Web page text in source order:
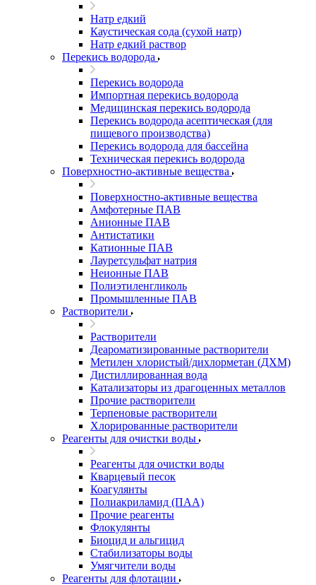
Натр едкий
Каустическая сода (сухой натр)
Натр едкий раствор
Перекись водорода
Перекись водорода
Импортная перекись водорода
Медицинская перекись водорода
Перекись водорода асептическая (для
пищевого производства)
Перекись водорода для бассейна
Техническая перекись водорода
Поверхностно-активные вещества
Поверхностно-активные вещества
Амфотерные ПАВ
Анионные ПАВ
Антистатики
Катионные ПАВ
Лауретсульфат натрия
Неионные ПАВ
Полиэтиленгликоль
Промышленные ПАВ
Растворители
Растворители
Деароматизированные растворители
Метилен хлористый/дихлорметан (ДХМ)
Дистиллированная вода
Катализаторы из драгоценных металлов
Прочие растворители
Терпеновые растворители
Хлорированные растворители
Реагенты для очистки воды
Реагенты для очистки воды
Кварцевый песок
Коагулянты
Полиакриламид (ПАА)
Прочие реагенты
Флокулянты
Биоцид и альгицид
Стабилизаторы воды
Умягчители воды
Реагенты для флотации